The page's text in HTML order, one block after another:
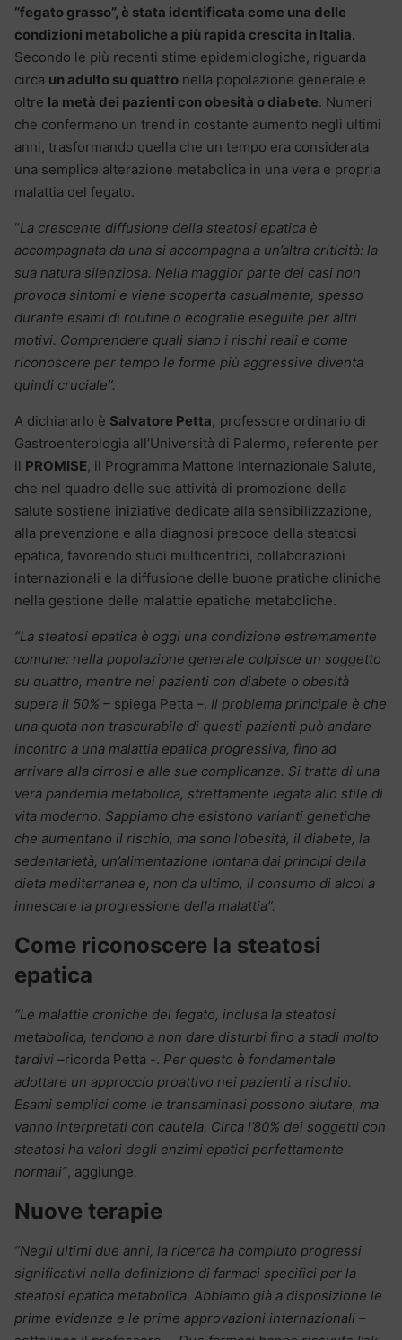
“fegato grasso”, è stata identificata come una delle
condizioni metaboliche a più rapida crescita in Italia.
Secondo le più recenti stime epidemiologiche, riguarda
circa un adulto su quattro nella popolazione generale e
oltre la metà dei pazienti con obesità o diabete. Numeri
che confermano un trend in costante aumento negli ultimi
anni, trasformando quella che un tempo era considerata
una semplice alterazione metabolica in una vera e propria
malattia del fegato.
“La crescente diffusione della steatosi epatica è
accompagnata da una si accompagna a un’altra criticità: la
sua natura silenziosa. Nella maggior parte dei casi non
provoca sintomi e viene scoperta casualmente, spesso
durante esami di routine o ecografie eseguite per altri
motivi. Comprendere quali siano i rischi reali e come
riconoscere per tempo le forme più aggressive diventa
quindi cruciale”.
A dichiararlo è Salvatore Petta, professore ordinario di
Gastroenterologia all’Università di Palermo, referente per
il PROMISE, il Programma Mattone Internazionale Salute,
che nel quadro delle sue attività di promozione della
salute sostiene iniziative dedicate alla sensibilizzazione,
alla prevenzione e alla diagnosi precoce della steatosi
epatica, favorendo studi multicentrici, collaborazioni
internazionali e la diffusione delle buone pratiche cliniche
nella gestione delle malattie epatiche metaboliche.
“La steatosi epatica è oggi una condizione estremamente
comune: nella popolazione generale colpisce un soggetto
su quattro, mentre nei pazienti con diabete o obesità
supera il 50% – spiega Petta –. Il problema principale è che
una quota non trascurabile di questi pazienti può andare
incontro a una malattia epatica progressiva, fino ad
arrivare alla cirrosi e alle sue complicanze. Si tratta di una
vera pandemia metabolica, strettamente legata allo stile di
vita moderno. Sappiamo che esistono varianti genetiche
che aumentano il rischio, ma sono l’obesità, il diabete, la
sedentarietà, un’alimentazione lontana dai principi della
dieta mediterranea e, non da ultimo, il consumo di alcol a
innescare la progressione della malattia”.
Come riconoscere la steatosi
epatica
“Le malattie croniche del fegato, inclusa la steatosi
metabolica, tendono a non dare disturbi fino a stadi molto
tardivi –ricorda Petta -. Per questo è fondamentale
adottare un approccio proattivo nei pazienti a rischio.
Esami semplici come le transaminasi possono aiutare, ma
vanno interpretati con cautela. Circa l’80% dei soggetti con
steatosi ha valori degli enzimi epatici perfettamente
normali”, aggiunge.
Nuove terapie
“Negli ultimi due anni, la ricerca ha compiuto progressi
significativi nella definizione di farmaci specifici per la
steatosi epatica metabolica. Abbiamo già a disposizione le
prime evidenze e le prime approvazioni internazionali –